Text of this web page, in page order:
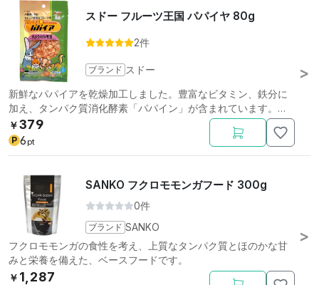
スドー フルーツ王国 パパイヤ 80g
2件
ブランド スドー
新鮮なパパイアを乾燥加工しました。豊富なビタミン、鉄分に
加え、タンパク質消化酵素「パパイン」が含まれています。ウ
サギに。
￥379
P 6 pt
SANKO フクロモモンガフード 300g
0件
ブランド SANKO
フクロモモンガの食性を考え、上質なタンパク質とほのかな甘
みと栄養を備えた、ベースフードです。
￥ 1,287